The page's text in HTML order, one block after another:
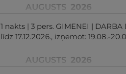
AUGUSTS 2026
1 nakts | 3 pers. GIMENEI | DARBA
līdz 17.12.2026., izņemot: 19.08.-
AUGUSTS 2026